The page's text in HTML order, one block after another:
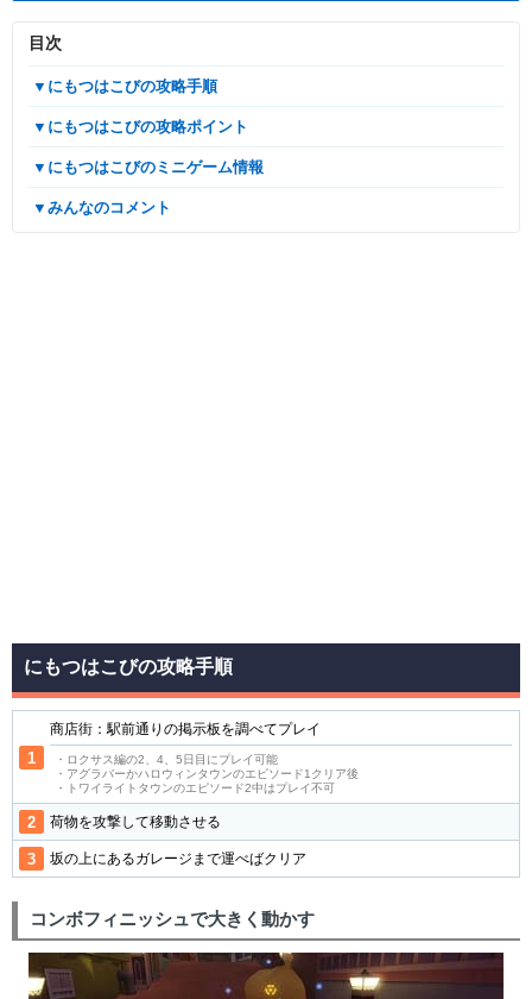
目次
▼にもつはこびの攻略手順
▼にもつはこびの攻略ポイント
▼にもつはこびのミニゲーム情報
▼みんなのコメント
にもつはこびの攻略手順
商店街：駅前通りの掲示板を調べてプレイ
・ロクサス編の2、4、5日目にプレイ可能
・アグラバーかハロウィンタウンのエピソード1クリア後
・トワイライトタウンのエピソード2中はプレイ不可
荷物を攻撃して移動させる
坂の上にあるガレージまで運べばクリア
コンボフィニッシュで大きく動かす